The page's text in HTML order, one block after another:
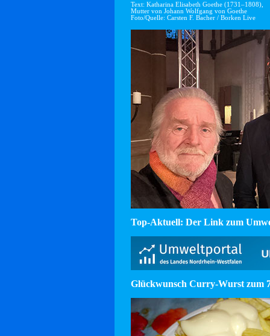
Text: Katharina Elisabeth Goethe (1731–1808),
Mutter von Johann Wolfgang von Goethe
Foto/Quelle: Carsten F. Bacher / Borken Live
Top-Aktuell: Der Link zum
Glückwunsch Curry-Wurst zum